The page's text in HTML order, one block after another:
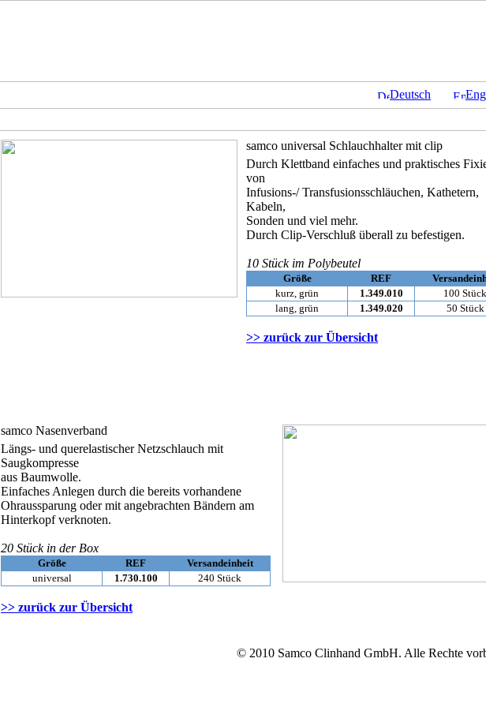
Deutsch
samco universal Schlauchhalter mit clip
Durch Klettband einfaches und praktisches
von
Infusions-/ Transfusionsschläuchen, Kathetern,
Kabeln,
Sonden und viel mehr.
Durch Clip-Verschluß überall zu befestigen.
10 Stück im Polybeutel
Größe REF
kurz, grün
1.349.010
100 Stück
lang, grün
1.349.020 50 Stück
>> zurück zur Übersicht
samco Nasenverband
Längs- und querelastischer Netzschlauch mit
Saugkompresse
aus Baumwolle.
Einfaches Anlegen durch die bereits vorhandene
Ohraussparung oder mit angebrachten Bändern am
Hinterkopf verknoten.
20 Stück in der Box
Größe REF
Versandeinheit
universal
1.730.100 240 Stück
>> zurück zur Übersicht
© 2010 Samco Clinhand GmbH. Alle Rechte